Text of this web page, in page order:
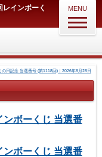
インボーく
MENU
の日記念 当選番号 (第1118回)｜2026年8月28日
ボーくじ 当選番
ボーくじ 当選番